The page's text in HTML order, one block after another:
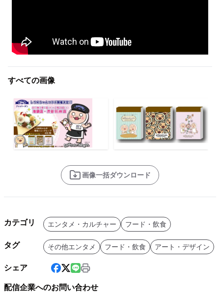
すべての画像
画像一括ダウンロード
カテゴリ エンタメ・カルチャー フード・飲食
タグ その他エンタメ フード・飲食 アート・デザイン
シェア
配信企業へのお問い合わせ